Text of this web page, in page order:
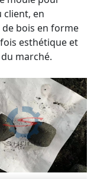
client, en
bois en forme
esthétique et
marché.